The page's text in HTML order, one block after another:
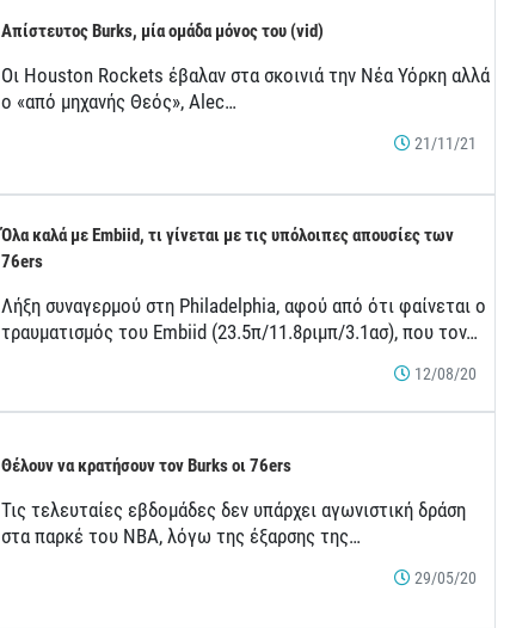
Απίστευτος Burks, μία ομάδα μόνος του (vid)
Οι Houston Rockets έβαλαν στα σκοινιά την Νέα Υόρκη αλλά
ο «από μηχανής Θεός», Alec…
21/11/21
Όλα καλά με Embiid, τι γίνεται με τις υπόλοιπες απουσίες των
76ers
Λήξη συναγερμού στη Philadelphia, αφού από ότι φαίνεται ο
τραυματισμός του Embiid (23.5π/11.8ριμπ/3.1ασ), που τον…
12/08/20
Θέλουν να κρατήσουν τον Burks οι 76ers
Τις τελευταίες εβδομάδες δεν υπάρχει αγωνιστική δράση
στα παρκέ του ΝΒΑ, λόγω της έξαρσης της…
29/05/20